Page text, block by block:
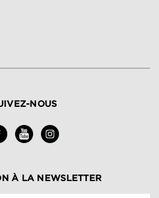
NOUS
À LA NEWSLETTER